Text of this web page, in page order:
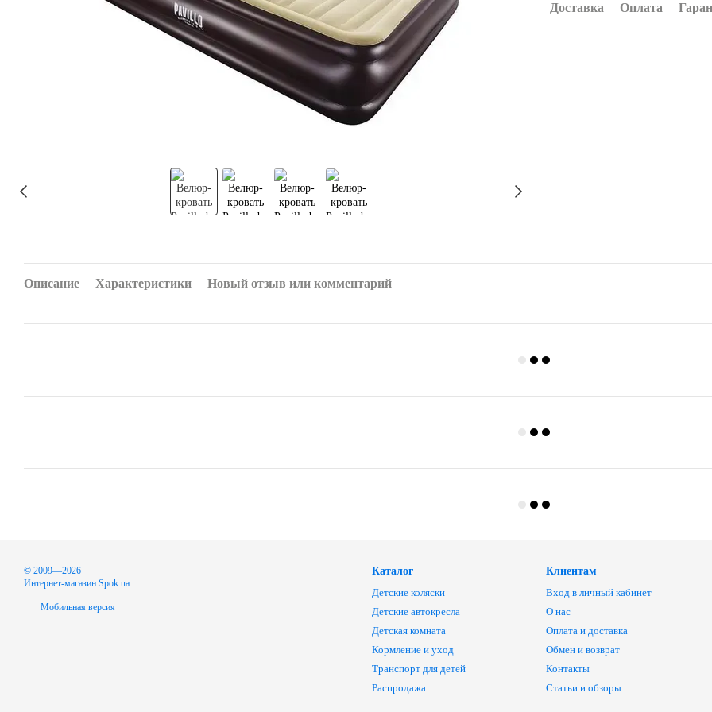
Доставка Оплата
Описание Характеристики Новый отзыв или комментарий
© 2009—2026
Интернет-магазин Spok.ua
Мобильная версия
Каталог
Детские коляски
Детские автокресла
Детская комната
Кормление и уход
Транспорт для детей
Распродажа
Клиентам
Вход в личный кабинет
О нас
Оплата и доставка
Обмен и возврат
Контакты
Статьи и обзоры